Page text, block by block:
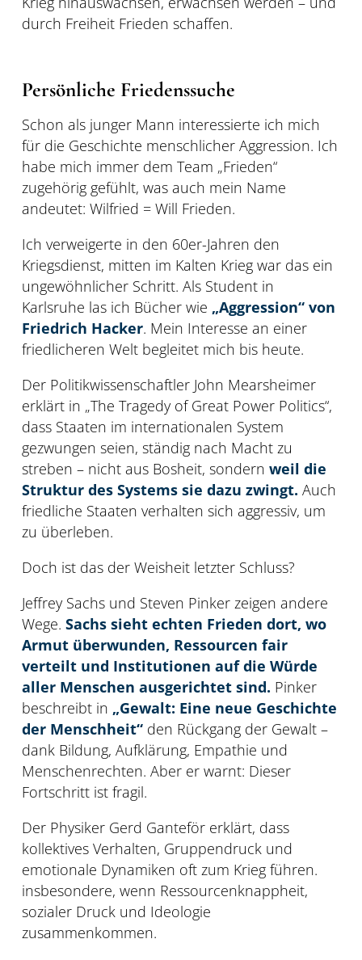
durch Freiheit Frieden schaffen.
Persönliche Friedenssuche
Schon als junger Mann interessierte ich mich
für die Geschichte menschlicher Aggression. Ich
habe mich immer dem Team „Frieden“
zugehörig gefühlt, was auch mein Name
andeutet: Wilfried = Will Frieden.
Ich verweigerte in den 60er-Jahren den
Kriegsdienst, mitten im Kalten Krieg war das ein
ungewöhnlicher Schritt. Als Student in
Karlsruhe las ich Bücher wie „Aggression“ von
Friedrich Hacker. Mein Interesse an einer
friedlicheren Welt begleitet mich bis heute.
Der Politikwissenschaftler John Mearsheimer
erklärt in „The Tragedy of Great Power Politics“,
dass Staaten im internationalen System
gezwungen seien, ständig nach Macht zu
streben – nicht aus Bosheit, sondern weil die
Struktur des Systems sie dazu zwingt. Auch
friedliche Staaten verhalten sich aggressiv, um
zu überleben.
Doch ist das der Weisheit letzter Schluss?
Jeffrey Sachs und Steven Pinker zeigen andere
Wege. Sachs sieht echten Frieden dort, wo
Armut überwunden, Ressourcen fair
verteilt und Institutionen auf die Würde
aller Menschen ausgerichtet sind. Pinker
beschreibt in „Gewalt: Eine neue Geschichte
der Menschheit“ den Rückgang der Gewalt –
dank Bildung, Aufklärung, Empathie und
Menschenrechten. Aber er warnt: Dieser
Fortschritt ist fragil.
Der Physiker Gerd Ganteför erklärt, dass
kollektives Verhalten, Gruppendruck und
emotionale Dynamiken oft zum Krieg führen.
insbesondere, wenn Ressourcenknappheit,
sozialer Druck und Ideologie
zusammenkommen.